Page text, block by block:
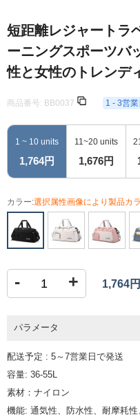
短距離レジャートラ
ーニングスポーツバ
性と女性のトレンデ
商品番号: BB0037 1 - 3営
1 ~ 10 units
1,764円
11~20 units
1,676円
カラー:選択属性画像により製品カ
- + 1,764円
パラメータ
配送予定 : 5～7営業日で発送
容量: 36-55L
素材：ナイロン
機能: 通気性、防水性、耐摩耗